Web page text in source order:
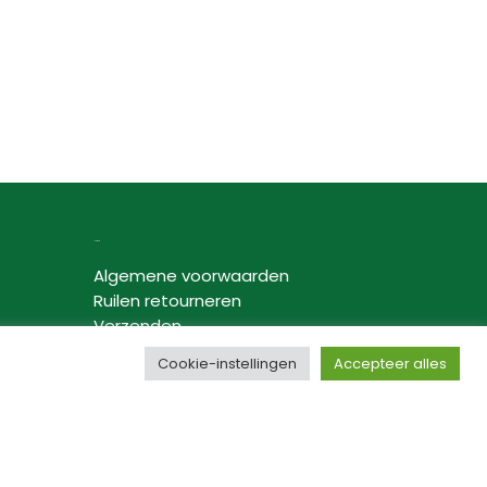
Algemene voorwaarden
Ruilen retourneren
Verzenden
Privacybeleid
DisclaimerCookie-instellingen Accepteer alles